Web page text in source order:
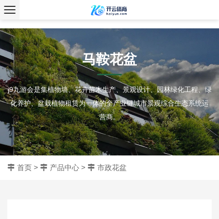
、
马鞍花盆
j9九游会是集植物墙、花卉苗木生产、景观设计、园林绿化工程、绿
化养护、盆栽植物租赁为一体的全产业链城市景观综合生态系统运
营商。
首页 > 产品中心 > 市政花盆